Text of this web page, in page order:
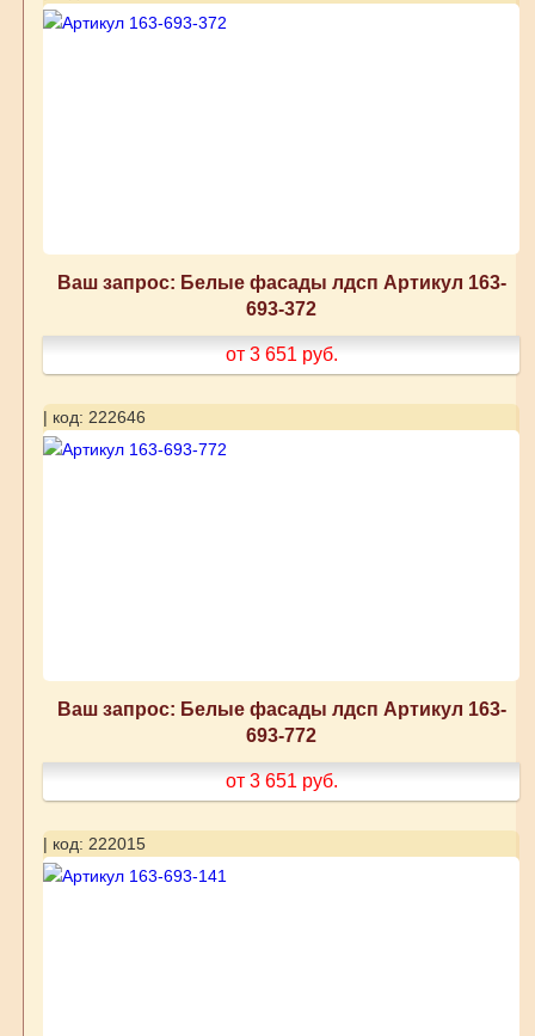
Ваш запрос: Белые фасады лдсп Артикул 163-
693-372
от 3 651 руб.
| код: 222646
Ваш запрос: Белые фасады лдсп Артикул 163-
693-772
от 3 651 руб.
| код: 222015